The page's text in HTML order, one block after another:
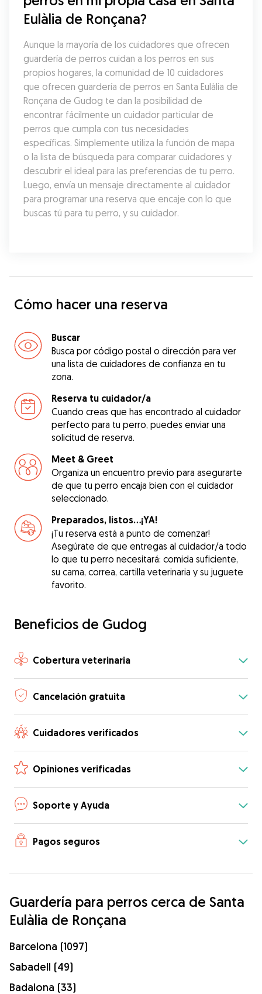
Eulàlia de Ronçana?
Aunque la mayoría de los cuidadores que ofrecen
guardería de perros cuidan a los perros en sus
propios hogares, la comunidad de 10 cuidadores
que ofrecen guardería de perros en Santa Eulàlia de
Ronçana de Gudog te dan la posibilidad de
encontrar fácilmente un cuidador particular de
perros que cumpla con tus necesidades
específicas. Simplemente utiliza la función de mapa
o la lista de búsqueda para comparar cuidadores y
descubrir el ideal para las preferencias de tu perro.
Luego, envía un mensaje directamente al cuidador
para programar una reserva que encaje con lo que
buscas tú para tu perro, y su cuidador.
Cómo hacer una reserva
Buscar
Busca por código postal o dirección para ver
una lista de cuidadores de confianza en tu
zona.
Reserva tu cuidador/a
Cuando creas que has encontrado al cuidador
perfecto para tu perro, puedes enviar una
solicitud de reserva.
Meet & Greet
Organiza un encuentro previo para asegurarte
de que tu perro encaja bien con el cuidador
seleccionado.
Preparados, listos...¡YA!
¡Tu reserva está a punto de comenzar!
Asegúrate de que entregas al cuidador/a todo
lo que tu perro necesitará: comida suficiente,
su cama, correa, cartilla veterinaria y su juguete
favorito.
Beneficios de Gudog
Cobertura veterinaria
Cancelación gratuita
Cuidadores verificados
Opiniones verificadas
Soporte y Ayuda
Pagos seguros
Guardería para perros cerca de Santa
Eulàlia de Ronçana
Barcelona (1097)
Sabadell (49)
Badalona (33)